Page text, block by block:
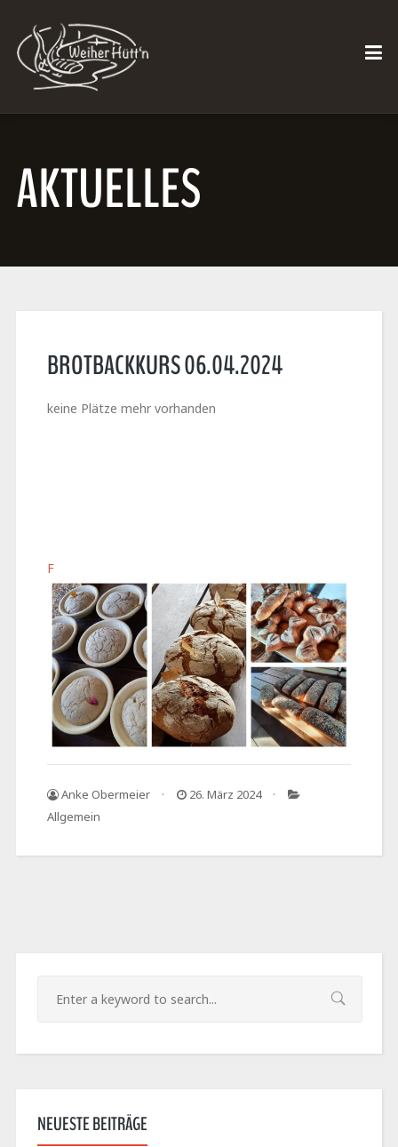
AKTUELLES
BROTBACKKURS 06.04.2024
keine Plätze mehr vorhanden
F
Anke Obermeier
26. März 2024
Allgemein
NEUESTE BEITRÄGE